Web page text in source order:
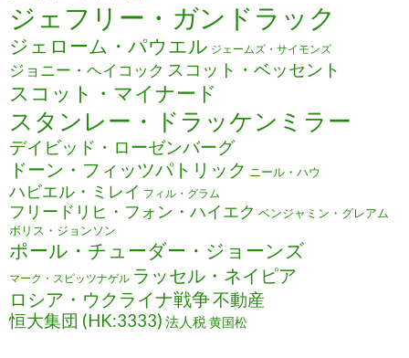
ジェフリー・ガンドラック
ジェローム・パウエル ジェームズ・サイモンズ
ジョニー・ヘイコック スコット・ベッセント
スコット・マイナード
スタンレー・ドラッケンミラー
デイビッド・ローゼンバーグ
ドーン・フィッツパトリック ニール・ハウ
ハビエル・ミレイ フィル・グラム
フリードリヒ・フォン・ハイエク ベンジャミン・グレアム
ボリス・ジョンソン
ポール・チューダー・ジョーンズ
マーク・スピッツナゲル ラッセル・ネイピア
ロシア・ウクライナ戦争不動産
恒大集団 (HK:3333) 法人税黄国松